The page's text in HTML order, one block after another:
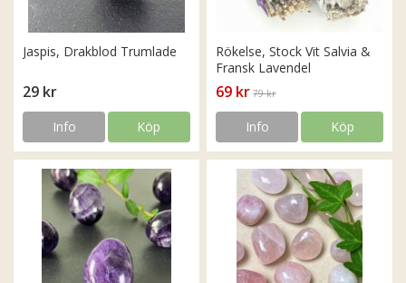
Jaspis, Drakblod Trumlade
29 kr
Info Köp
Rökelse, Stock Vit Salvia &
Fransk Lavendel
69 kr 79 kr
Info Köp